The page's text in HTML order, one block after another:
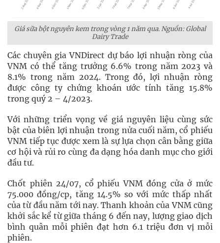
Giá sữa bột nguyên kem trong vòng 1 năm qua. Nguồn: Global
Dairy Trade
Các chuyên gia VNDirect dự báo lợi nhuận ròng của
VNM có thể tăng trưởng 6.6% trong năm 2023 và
8.1% trong năm 2024. Trong đó, lợi nhuận ròng
được công ty chứng khoán ước tính tăng 15.8%
trong quý 2 – 4/2023.
Với những triển vọng về giá nguyên liệu cùng sức
bật của biên lợi nhuận trong nửa cuối năm, cổ phiếu
VNM tiếp tục được xem là sự lựa chọn cân bằng giữa
cơ hội và rủi ro cùng đa dạng hóa danh mục cho giới
đầu tư.
Chốt phiên 24/07, cổ phiếu VNM đóng cửa ở mức
75.000 đồng/cp, tăng 14.5% so với mức thấp nhất
của từ đầu năm tới nay. Thanh khoản của VNM cũng
khởi sắc kể từ giữa tháng 6 đến nay, lượng giao dịch
bình quân mỗi phiên đạt hơn 6.1 triệu đơn vị mỗi
phiên.